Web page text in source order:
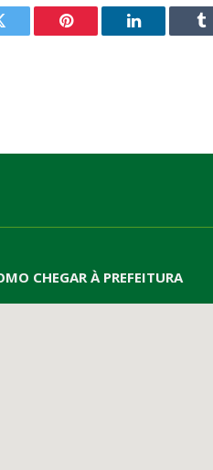
Pinterest LinkedIn
CHEGAR À PREFEITURA